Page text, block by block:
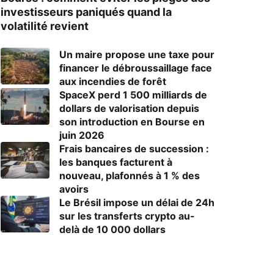
investisseurs paniqués quand la
volatilité revient
Un maire propose une taxe pour
financer le débroussaillage face
aux incendies de forêt
SpaceX perd 1 500 milliards de
dollars de valorisation depuis
son introduction en Bourse en
juin 2026
Frais bancaires de succession :
les banques facturent à
nouveau, plafonnés à 1 % des
avoirs
Le Brésil impose un délai de 24h
sur les transferts crypto au-
delà de 10 000 dollars